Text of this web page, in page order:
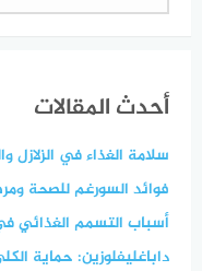
أحدث المقالات
سلامة الغذاء في الزلازل
فوائد السورغم للصحة
أسباب التسمم الغذائي
داباغليفلوزين: حماية